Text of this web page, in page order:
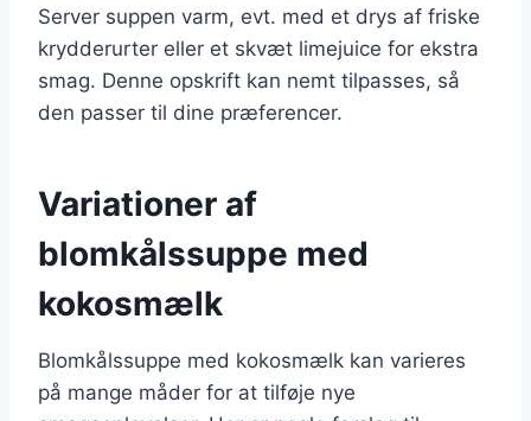
Server suppen varm, evt. med et drys af friske
krydderurter eller et skvæt limejuice for ekstra
smag. Denne opskrift kan nemt tilpasses, så
den passer til dine præferencer.
Variationer af
blomkålssuppe med
kokosmælk
Blomkålssuppe med kokosmælk kan varieres
på mange måder for at tilføje nye